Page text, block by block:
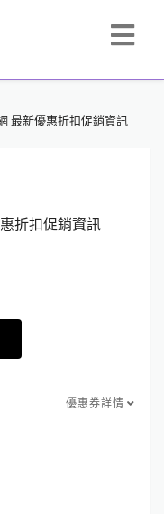
最新優惠折扣促銷資訊
折扣促銷資訊
優惠券詳情